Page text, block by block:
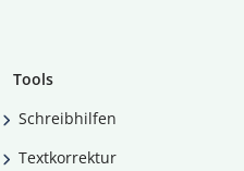
Tools
Schreibhilfen
Textkorrektur